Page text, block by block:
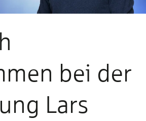
bei der
Lars